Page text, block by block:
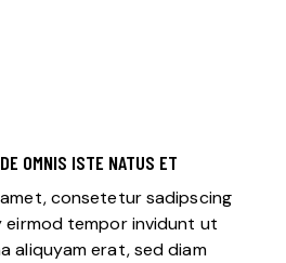
OMNIS ISTE NATUS ET
consetetur sadipscing
eirmod tempor invidunt ut
aliquyam erat, sed diam